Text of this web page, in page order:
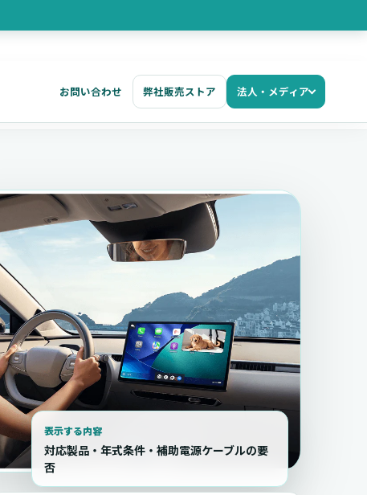
お問い合わせ 弊社販売ストア
法人・メディア
表示する内容
対応製品・年式条件・補助電源ケーブルの要
否